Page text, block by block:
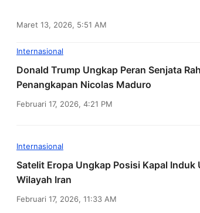
Maret 13, 2026, 5:51 AM
Internasional
Donald Trump Ungkap Peran Senjata
Penangkapan Nicolas Maduro
Februari 17, 2026, 4:21 PM
Internasional
Satelit Eropa Ungkap Posisi Kapal
Wilayah Iran
Februari 17, 2026, 11:33 AM